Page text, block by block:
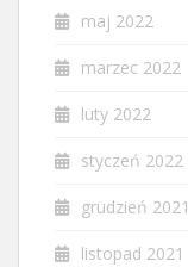
maj 2022
marzec 2022
luty 2022
styczeń 2022
grudzień 2021
listopad 2021